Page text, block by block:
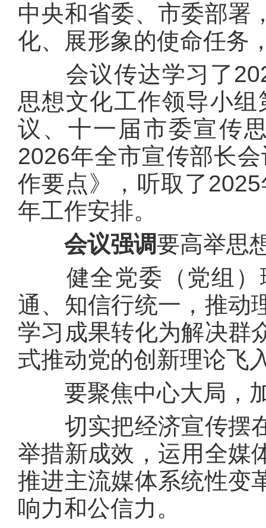
中央和省委、市委部署
化、展形象的使命任务
会议传达学习了
思想文化工作领导小
议、十一届市委宣传
2026年全市宣传部长
作要点》，听取了
年工作安排。
会议强调要高举思
健全党委（党组）
通、知信行统一，推动
学习成果转化为解决群
式推动党的创新理论飞
要聚焦中心大局，
切实把经济宣传摆在
举措新成效，运用全媒
推进主流媒体系统性变
响力和公信力。